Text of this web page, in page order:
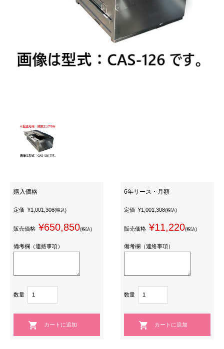
購入価格
定価 ¥1,001,308(税込)
販売価格 ¥650,850(税込)
備考欄（連絡事項）
数量
6年リース・月額
定価 ¥1,001,308(税込)
販売価格 ¥11,220(税込)
備考欄（連絡事項）
数量